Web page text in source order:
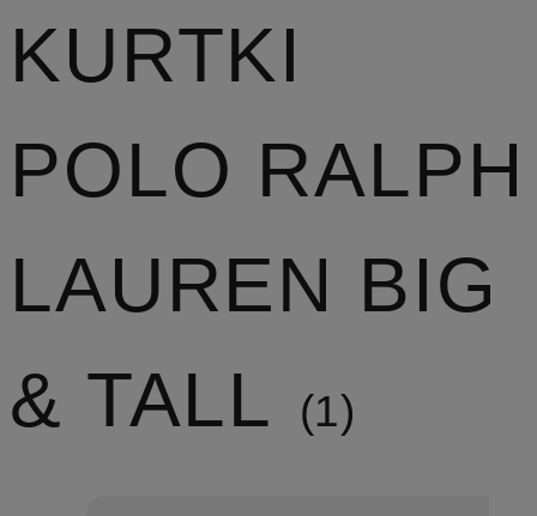
KURTKI
POLO RALPH
LAUREN BIG
& TALL
1